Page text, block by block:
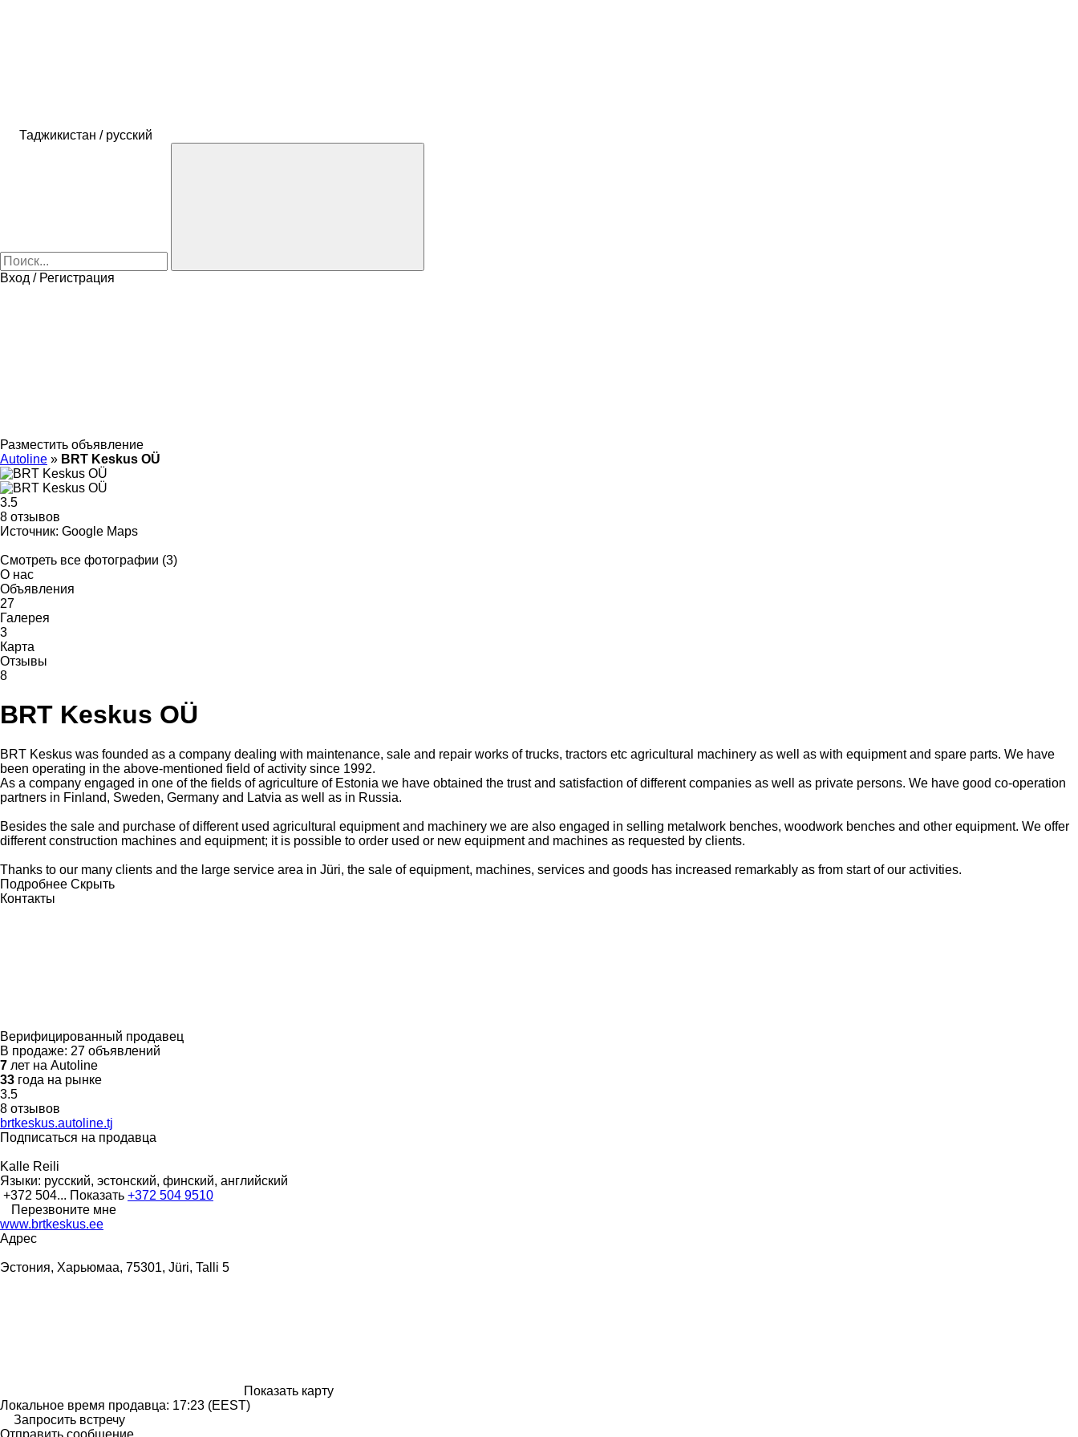
Таджикистан / русский
Вход / Регистрация
Разместить объявление
Autoline » BRT Keskus OÜ
3.5
8 отзывов
Источник: Google Maps
Смотреть все фотографии (3)
О нас
Объявления
27
Галерея
3
Карта
Отзывы
8
BRT Keskus OÜ
BRT Keskus was founded as a company dealing with maintenance, sale and repair works of trucks, tractors etc agricultural machinery as well as with equipment and spare parts. We have
been operating in the above-mentioned field of activity since 1992.
As a company engaged in one of the fields of agriculture of Estonia we have obtained the trust and satisfaction of different companies as well as private persons. We have good co-operation
partners in Finland, Sweden, Germany and Latvia as well as in Russia.
Besides the sale and purchase of different used agricultural equipment and machinery we are also engaged in selling metalwork benches, woodwork benches and other equipment. We offer
different construction machines and equipment; it is possible to order used or new equipment and machines as requested by clients.
Thanks to our many clients and the large service area in Jüri, the sale of equipment, machines, services and goods has increased remarkably as from start of our activities.
Подробнее Скрыть
Контакты
Верифицированный продавец
В продаже: 27 объявлений
7 лет на Autoline
33 года на рынке
3.5
8 отзывов
brtkeskus.autoline.tj
Подписаться на продавца
Kalle Reili
Языки: русский, эстонский, финский, английский
+372 504... Показать +372 504 9510
Перезвоните мне
www.brtkeskus.ee
Адрес
Эстония, Харьюмаа, 75301, Jüri, Talli 5
Показать карту
Локальное время продавца: 17:23 (EEST)
Запросить встречу
Отправить сообщение